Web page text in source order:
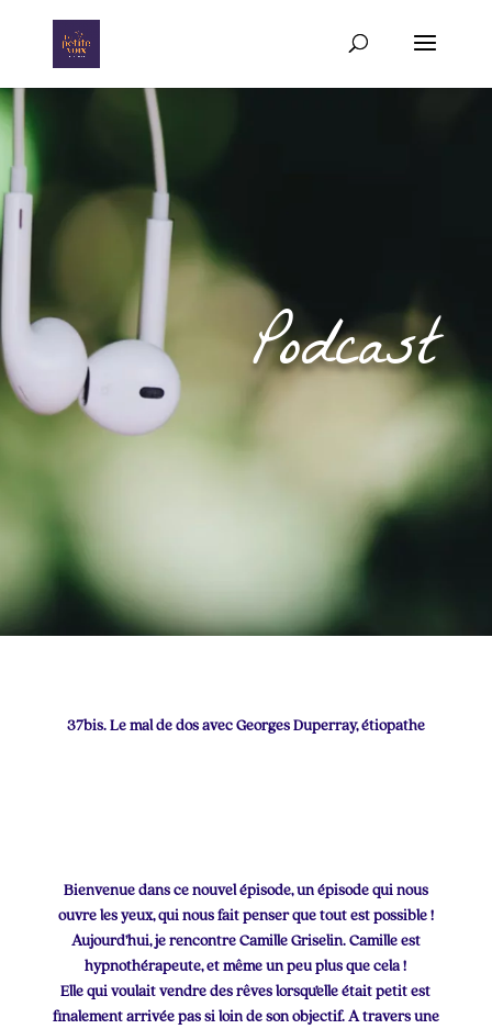
Podcast
37bis. Le mal de dos avec Georges Duperray, étiopathe
Bienvenue dans ce nouvel épisode, un épisode qui nous
ouvre les yeux, qui nous fait penser que tout est possible !
Aujourd’hui, je rencontre Camille Griselin. Camille est
hypnothérapeute, et même un peu plus que cela !
Elle qui voulait vendre des rêves lorsqu’elle était petit est
finalement arrivée pas si loin de son objectif. A travers une